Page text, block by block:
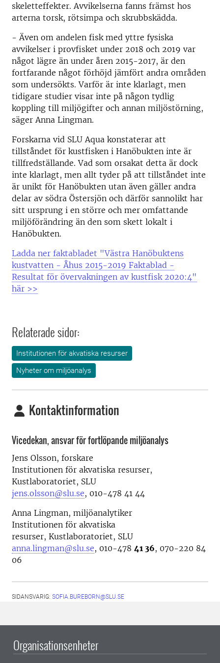
skeletteffekter. Avvikelserna fanns främst hos
arterna torsk, rötsimpa och skrubbskädda.
- Även om andelen fisk med yttre fysiska
avvikelser i provfisket under 2018 och 2019 var
något lägre än under åren 2015-2017, är den
fortfarande något förhöjd jämfört andra områden
som undersökts. Varför är inte klarlagt, men
tidigare studier visar inte på någon tydlig
koppling till miljögifter och annan miljöstörning,
säger Anna Lingman.
Forskarna vid SLU Aqua konstaterar att
tillståndet för kustfisken i Hanöbukten inte är
tillfredställande. Vad som orsakat detta är dock
inte klarlagt, men allt tyder på att tillståndet inte
är unikt för Hanöbukten utan även gäller andra
delar av södra Östersjön och därför sannolikt har
sitt ursprung i en större och mer omfattande
miljöförändring än den som skett lokalt i
Hanöbukten.
Ladda ner faktabladet "Västra Hanöbuktens
kustvatten - Åhus 2015-2019 Faktablad -
Resultat för övervakningen av kustfisk 2020:4"
här >>
Relaterade sidor:
Institutionen för akvatiska resurser
Nyheter om miljöanalys
Kontaktinformation
Vicedekan, ansvar för fortlöpande miljöanalys
Jens Olsson, forskare
Institutionen för akvatiska resurser,
Kustlaboratoriet, SLU
jens.olsson@slu.se, 010-478 41 44
Anna Lingman, miljöanalytiker
Institutionen för akvatiska
resurser, Kustlaboratoriet, SLU
anna.lingman@slu.se, 010-478 41 36, 070-220 84
06
SIDANSVARIG: SOFIA.BUREBORN@SLU.SE
Organisationsenheter